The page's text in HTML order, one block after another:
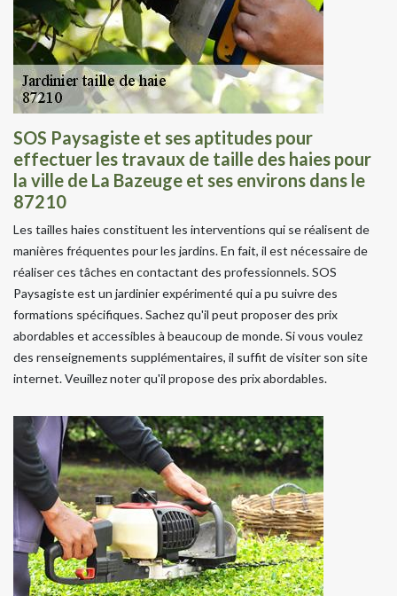
SOS Paysagiste et ses aptitudes pour
effectuer les travaux de taille des haies pour
la ville de La Bazeuge et ses environs dans le
87210
Les tailles haies constituent les interventions qui se réalisent de
manières fréquentes pour les jardins. En fait, il est nécessaire de
réaliser ces tâches en contactant des professionnels. SOS
Paysagiste est un jardinier expérimenté qui a pu suivre des
formations spécifiques. Sachez qu'il peut proposer des prix
abordables et accessibles à beaucoup de monde. Si vous voulez
des renseignements supplémentaires, il suffit de visiter son site
internet. Veuillez noter qu'il propose des prix abordables.